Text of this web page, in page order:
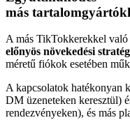
más
A más TikTokkerekkel
előnyös növekedési
méretű fiókok esetében
A kapcsolatok hatékonyan
DM üzeneteken keresztül)
rendezvényeken), és más